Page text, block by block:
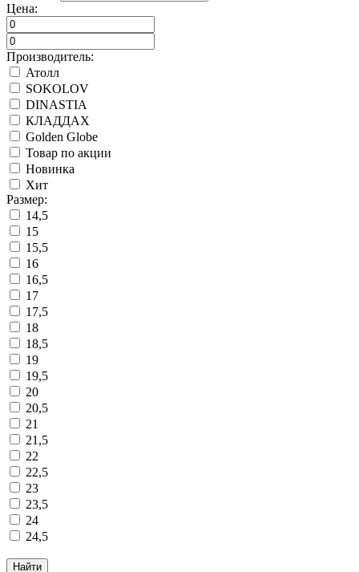
Цена:
Производитель:
Атолл
SOKOLOV
DINASTIA
КЛАДДАХ
Golden Globe
Товар по акции
Новинка
Хит
Размер:
14,5
15
15,5
16
16,5
17
17,5
18
18,5
19
19,5
20
20,5
21
21,5
22
22,5
23
23,5
24
24,5